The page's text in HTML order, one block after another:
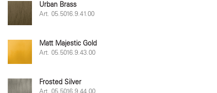
Urban Brass
Art. 05.5016.9.41.00
Matt Majestic Gold
Art. 05.5016.9.43.00
Frosted Silver
Art. 05.5016.9.44.00